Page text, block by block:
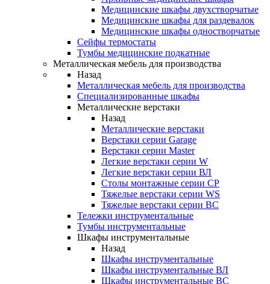
Медицинские шкафы двухстворчатые
Медицинские шкафы для раздевалок
Медицинские шкафы одностворчатые
Сейфы термостаты
Тумбы медицинские подкатные
Металлическая мебель для производства
Назад
Металлическая мебель для производства
Cпециализированные шкафы
Металлические верстаки
Назад
Металлические верстаки
Верстаки серии Garage
Верстаки серии Master
Легкие верстаки серии W
Легкие верстаки серии ВЛ
Столы монтажные серии СР
Тяжелые верстаки серии WS
Тяжелые верстаки серии ВС
Тележки инструментальные
Тумбы инструментальные
Шкафы инструментальные
Назад
Шкафы инструментальные
Шкафы инструментальные ВЛ
Шкафы инструментальные ВС